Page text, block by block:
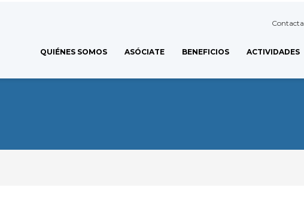
Contacta
QUIÉNES SOMOS ASÓCIATE BENEFICIOS ACTIVIDADES